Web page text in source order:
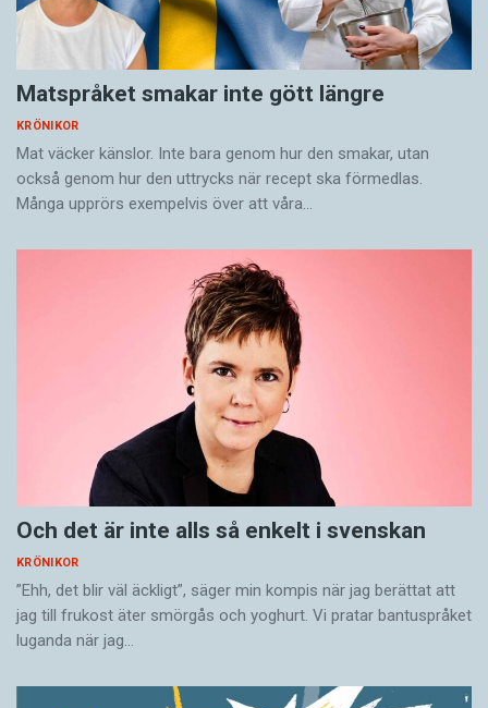
Matspråket smakar inte gött längre
KRÖNIKOR
Mat väcker känslor. Inte bara genom hur den smakar, utan
också genom hur den uttrycks när recept ska förmedlas.
Många upprörs exempelvis över att våra…
Och det är inte alls så enkelt i svenskan
KRÖNIKOR
”Ehh, det blir väl äckligt”, säger min kompis när jag berättat att
jag till frukost äter smörgås och yoghurt. Vi pratar bantuspråket
luganda när jag…